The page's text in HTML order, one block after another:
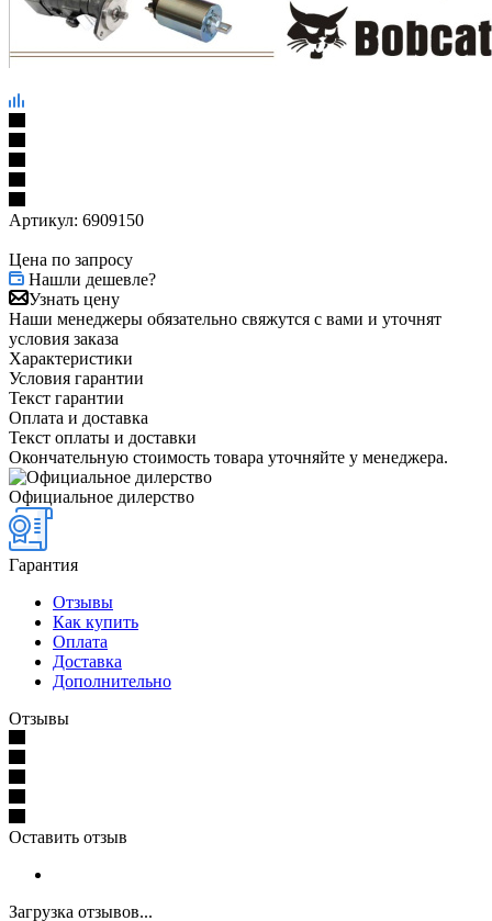
Артикул: 6909150
Цена по запросу
Нашли дешевле?
Узнать цену
Наши менеджеры обязательно свяжутся с вами и уточнят
условия заказа
Характеристики
Условия гарантии
Текст гарантии
Оплата и доставка
Текст оплаты и доставки
Окончательную стоимость товара уточняйте у менеджера.
Официальное дилерство
Гарантия
Отзывы
Как купить
Оплата
Доставка
Дополнительно
Отзывы
Оставить отзыв
Загрузка отзывов...